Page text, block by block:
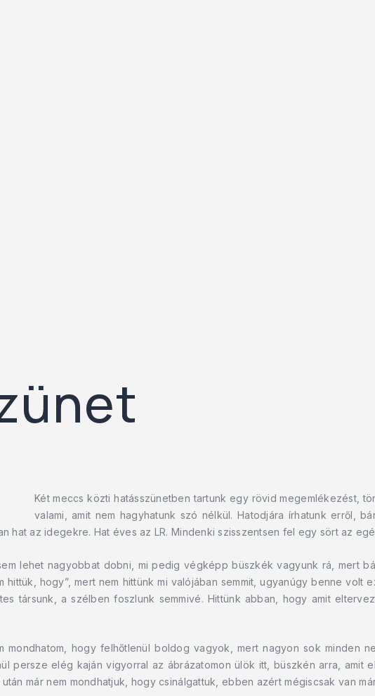
Két meccs közti hatásszünetben tartunk egy rövid megemlékezést,
valami, amit nem hagyhatunk szó nélkül. Hatodjára írhatunk erről,
hat az idegekre. Hat éves az LR. Mindenki szisszentsen fel egy sört az
lehet nagyobbat dobni, mi pedig végképp büszkék vagyunk rá, mert
hittük, hogy”, mert nem hittünk mi valójában semmit, ugyanúgy benne volt
társunk, a szélben foszlunk semmivé. Hittünk abban, hogy amit
hogy felhőtlenül boldog vagyok, mert nagyon sok minden
persze elég kaján vigyorral az ábrázatomon ülök itt, büszkén arra, amit
már nem mondhatjuk, hogy csinálgattuk, ebben azért mégiscsak van